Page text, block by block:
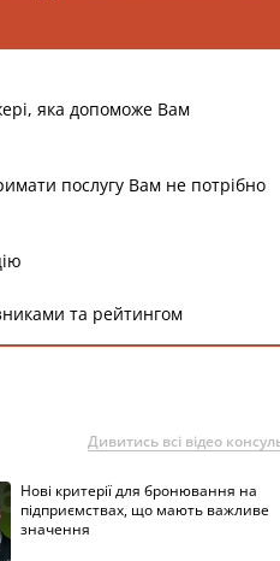
яка допоможе Вам
послугу Вам не потрібно
та рейтингом
Дивитись всі відео
Нові критерії для бронювання на
підприємствах, що мають важливе
значення